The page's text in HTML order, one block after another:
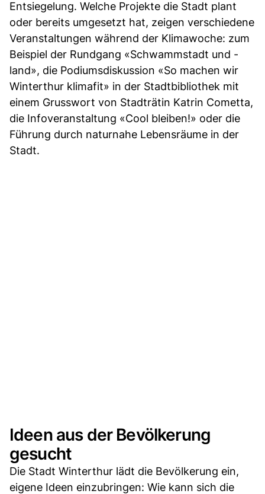
Entsiegelung. Welche Projekte die Stadt plant
oder bereits umgesetzt hat, zeigen verschiedene
Veranstaltungen während der Klimawoche: zum
Beispiel der Rundgang «Schwammstadt und -
land», die Podiumsdiskussion «So machen wir
Winterthur klimafit» in der Stadtbibliothek mit
einem Grusswort von Stadträtin Katrin Cometta,
die Infoveranstaltung «Cool bleiben!» oder die
Führung durch naturnahe Lebensräume in der
Stadt.
Ideen aus der Bevölkerung
gesucht
Die Stadt Winterthur lädt die Bevölkerung ein,
eigene Ideen einzubringen: Wie kann sich die